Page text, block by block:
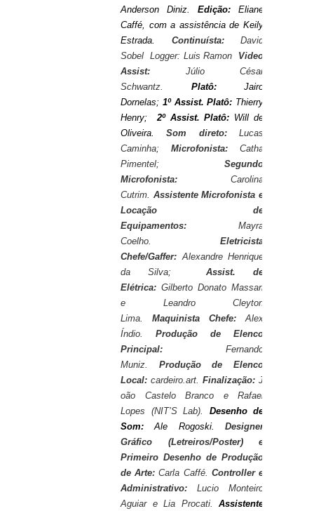
Anderson Diniz. Edição: Eliane
Caffé, com a assistência de Keily
Estrada. Continuísta: David
Sobel Logger: Luis Ramon Video
Assist: Júlio César
Schwantz. Platô: Jairo
Dornelas; 1º Assist. Platô: Thierry
Henry; 2º Assist. Platô: Will de
Oliveira.Som direto:Lucas
Caminha; Microfonista: Catha
Pimentel; Segundo
Microfonista: Carolina
Cutrim. Assistente Microfonista e
Locação de
Equipamentos: Mayra
Coelho. Eletricista
Chefe/Gaffer: Alexandre Henrique
da Silva; Assist. de
Elétrica: Gilberto Donato Massari
e Leandro Cleyton
Lima. Maquinista Chefe: Alex
Índio. Produção de Elenco
Principal: Fernando
Muniz. Produção de Elenco
Local: cardeiro.art. Finalização: J
oão Castelo Branco e Rafael
Lopes (NIT’S Lab). Desenho de
Som:Ale Rogoski.Designer
Gráfico (Letreiros/Poster) e
Primeiro Desenho de Produção
de Arte:Carla Caffé. Controller e
Administrativo: Lucio Monteiro
Aguiar e Lia Procati. Assistente